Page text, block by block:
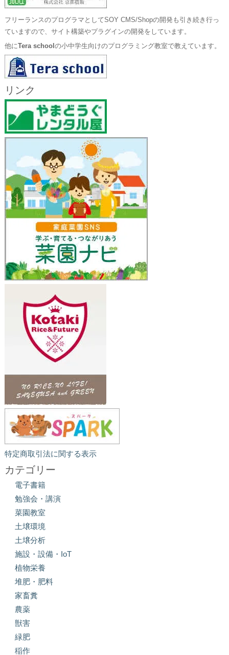
フリーランスのプログラマとしてSOY CMS/Shopの開発も引き続き行っ
ていますので、サイト構築やプラグインの開発をしています。
他にTera school の小中学生向けのプログラミング教室で教えています。
リンク
特定商取引法に関する表示
カテゴリー
電子書籍
勉強会・講演
菜園教室
土壌環境
土壌分析
施設・設備・IoT
植物栄養
堆肥・肥料
家畜糞
農薬
獣害
緑肥
稲作